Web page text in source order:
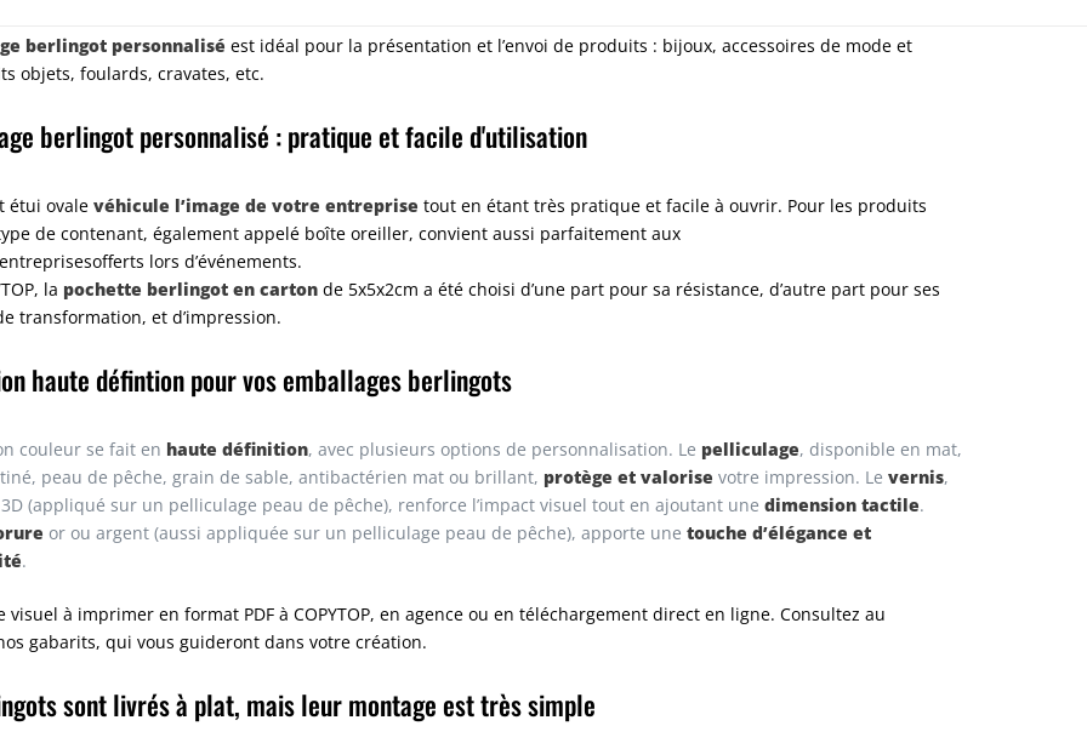
berlingot personnalisé est idéal pour la présentation et l’envoi de produits : bijoux, accessoires de mode et
objets, foulards, cravates, etc.
berlingot personnalisé : pratique et facile d'utilisation
étui ovale véhicule l’image de votre entreprise tout en étant très pratique et facile à ouvrir. Pour les produits
de contenant, également appelé boîte oreiller, convient aussi parfaitement aux
offerts lors d’événements.
la pochette berlingot en cartonde 5x5x2cm a été choisi d’une part pour sa résistance, d’autre part pour ses
transformation, et d’impression.
haute défintion pour vos emballages berlingots
couleur se fait en haute définition, avec plusieurs options de personnalisation. Le pelliculage, disponible en mat,
peau de pêche, grain de sable, antibactérien mat ou brillant, protège et valorise votre impression. Le vernis,
(appliqué sur un pelliculage peau de pêche), renforce l’impact visuel tout en ajoutant une dimension tactile.
or ou argent (aussi appliquée sur un pelliculage peau de pêche), apporte une touche d’élégance et
.
visuel à imprimer en format PDF à COPYTOP, en agence ou en téléchargement direct en ligne. Consultez au
gabarits, qui vous guideront dans votre création.
sont livrés à plat, mais leur montage est très simple